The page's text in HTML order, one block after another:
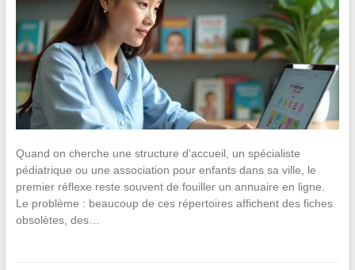
Quand on cherche une structure d’accueil, un spécialiste
pédiatrique ou une association pour enfants dans sa ville, le
premier réflexe reste souvent de fouiller un annuaire en ligne.
Le problème : beaucoup de ces répertoires affichent des fiches
obsolètes, des…